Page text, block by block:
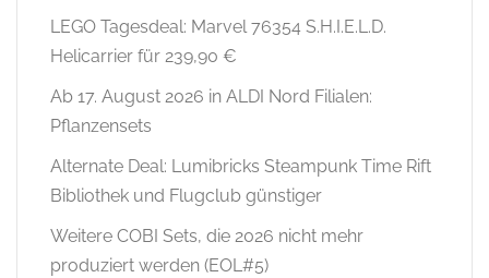
LEGO Tagesdeal: Marvel 76354 S.H.I.E.L.D.
Helicarrier für 239,90 €
Ab 17. August 2026 in ALDI Nord Filialen:
Pflanzensets
Alternate Deal: Lumibricks Steampunk Time Rift
Bibliothek und Flugclub günstiger
Weitere COBI Sets, die 2026 nicht mehr
produziert werden (EOL#5)